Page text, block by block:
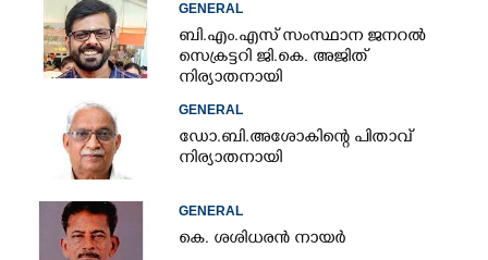
GENERAL
ബി.എം.എസ് സംസ്ഥാന ജനറൽ
സെക്രട്ടറി ജി.കെ. അജിത്
നിര്യാതനായി
GENERAL
ഡോ.ബി.അശോകിന്റെ പിതാവ്
നിര്യാതനായി
GENERAL
കെ. ശശിധരൻ നായർ